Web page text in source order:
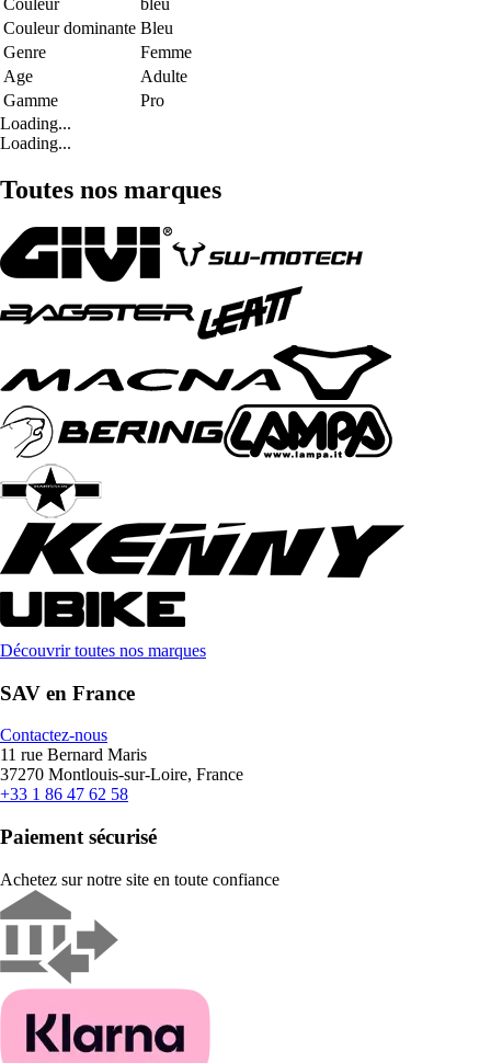
Couleur
bleu
Couleur dominante Bleu
Genre
Femme
Age
Adulte
Gamme
Pro
Loading...
Loading...
Toutes nos marques
Découvrir toutes nos marques
SAV en France
Contactez-nous
11 rue Bernard Maris
37270 Montlouis-sur-Loire, France
+33 1 86 47 62 58
Paiement sécurisé
Achetez sur notre site en toute confiance